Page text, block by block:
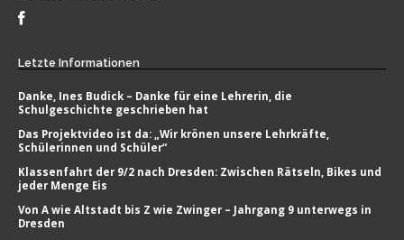
Letzte Informationen
Danke, Ines Budick – Danke für eine Lehrerin, die
Schulgeschichte geschrieben hat
Das Projektvideo ist da: „Wir krönen unsere Lehrkräfte,
Schülerinnen und Schüler“
Klassenfahrt der 9/2 nach Dresden: Zwischen Rätseln, Bikes und
jeder Menge Eis
Von A wie Altstadt bis Z wie Zwinger – Jahrgang 9 unterwegs in
Dresden